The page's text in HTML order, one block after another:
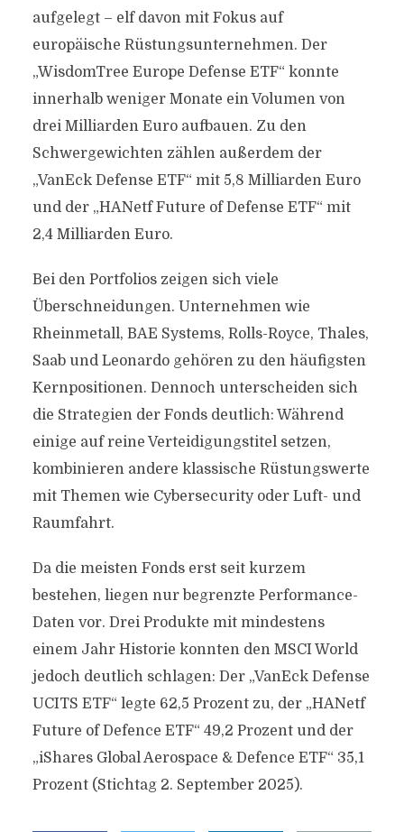
aufgelegt – elf davon mit Fokus auf
europäische Rüstungsunternehmen. Der
„WisdomTree Europe Defense ETF“ konnte
innerhalb weniger Monate ein Volumen von
drei Milliarden Euro aufbauen. Zu den
Schwergewichten zählen außerdem der
„VanEck Defense ETF“ mit 5,8 Milliarden Euro
und der „HANetf Future of Defense ETF“ mit
2,4 Milliarden Euro.
Bei den Portfolios zeigen sich viele
Überschneidungen. Unternehmen wie
Rheinmetall, BAE Systems, Rolls-Royce, Thales,
Saab und Leonardo gehören zu den häufigsten
Kernpositionen. Dennoch unterscheiden sich
die Strategien der Fonds deutlich: Während
einige auf reine Verteidigungstitel setzen,
kombinieren andere klassische Rüstungswerte
mit Themen wie Cybersecurity oder Luft- und
Raumfahrt.
Da die meisten Fonds erst seit kurzem
bestehen, liegen nur begrenzte Performance-
Daten vor. Drei Produkte mit mindestens
einem Jahr Historie konnten den MSCI World
jedoch deutlich schlagen: Der „VanEck Defense
UCITS ETF“ legte 62,5 Prozent zu, der „HANetf
Future of Defence ETF“ 49,2 Prozent und der
„iShares Global Aerospace & Defence ETF“ 35,1
Prozent (Stichtag 2. September 2025).